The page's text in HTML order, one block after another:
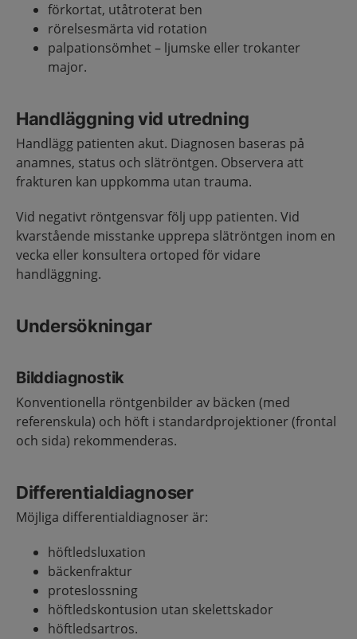
förkortat, utåtroterat ben
rörelsesmärta vid rotation
palpationsömhet – ljumske eller trokanter
major.
Handläggning vid utredning
Handlägg patienten akut. Diagnosen baseras på
anamnes, status och slätröntgen. Observera att
frakturen kan uppkomma utan trauma.
Vid negativt röntgensvar följ upp patienten. Vid
kvarstående misstanke upprepa slätröntgen inom en
vecka eller konsultera ortoped för vidare
handläggning.
Undersökningar
Bilddiagnostik
Konventionella röntgenbilder av bäcken (med
referenskula) och höft i standardprojektioner (frontal
och sida) rekommenderas.
Differentialdiagnoser
Möjliga differentialdiagnoser är:
höftledsluxation
bäckenfraktur
proteslossning
höftledskontusion utan skelettskador
höftledsartros.